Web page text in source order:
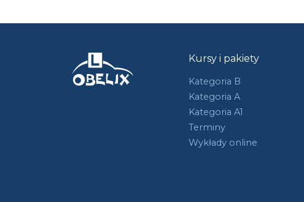
Kursy i pakiety
Kategoria B
Kategoria A
Kategoria A1
Terminy
Wykłady online